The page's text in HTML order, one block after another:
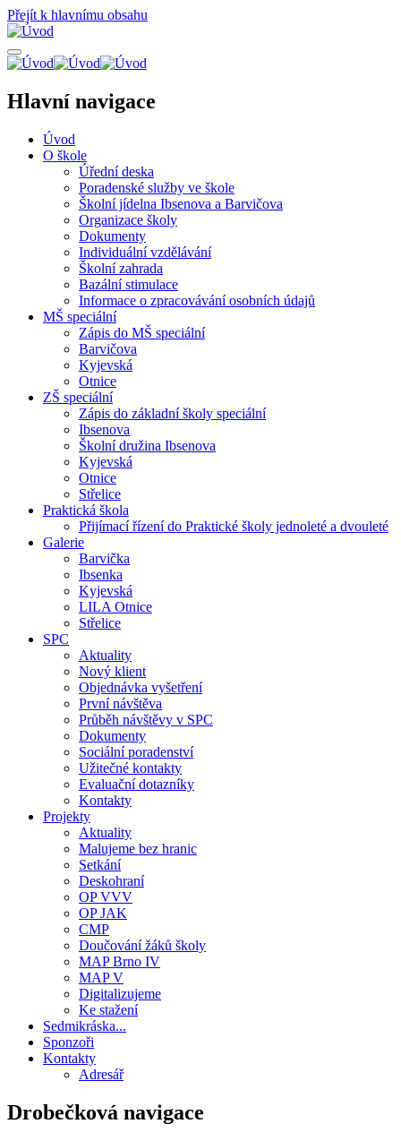
Přejít k hlavnímu obsahu
Hlavní navigace
Úvod
O škole
Úřední deska
Poradenské služby ve škole
Školní jídelna Ibsenova a Barvičova
Organizace školy
Dokumenty
Individuální vzdělávání
Školní zahrada
Bazální stimulace
Informace o zpracovávání osobních údajů
MŠ speciální
Zápis do MŠ speciální
Barvičova
Kyjevská
Otnice
ZŠ speciální
Zápis do základní školy speciální
Ibsenova
Školní družina Ibsenova
Kyjevská
Otnice
Střelice
Praktická škola
Přijímací řízení do Praktické školy jednoleté a dvouleté
Galerie
Barvička
Ibsenka
Kyjevská
LILA Otnice
Střelice
SPC
Aktuality
Nový klient
Objednávka vyšetření
První návštěva
Průběh návštěvy v SPC
Dokumenty
Sociální poradenství
Užitečné kontakty
Evaluační dotazníky
Kontakty
Projekty
Aktuality
Malujeme bez hranic
Setkání
Deskohraní
OP VVV
OP JAK
CMP
Doučování žáků školy
MAP Brno IV
MAP V
Digitalizujeme
Ke stažení
Sedmikráska...
Sponzoři
Kontakty
Adresář
Drobečková navigace